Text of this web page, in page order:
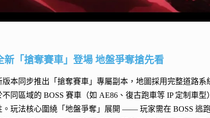
新「搶奪賽車」登場 地盤爭奪搶先看
版本同步推出「搶奪賽車」專屬副本，地圖採用完整道路
不同區域的 BOSS 賽車（如 AE86、復古跑車等 IP 定制車
。玩法核心圍繞「地盤爭奪」展開 —— 玩家需在 BOSS 逃